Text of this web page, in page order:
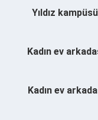
Yıldız
Kadın ev
Kadın ev